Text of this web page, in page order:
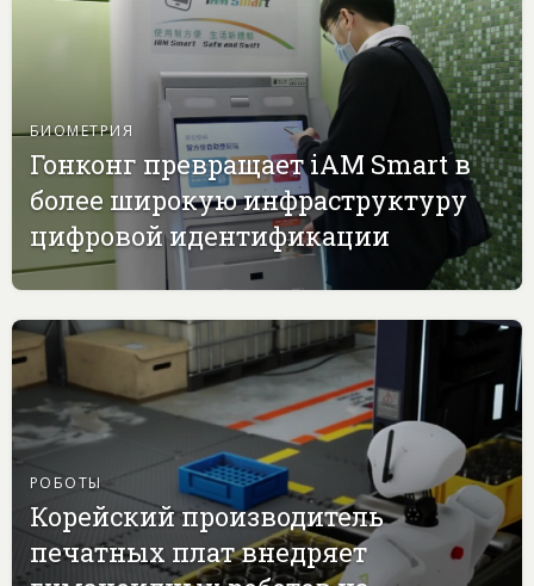
БИОМЕТРИЯ
Гонконг превращает iAM Smart в
более широкую инфраструктуру
цифровой идентификации
РОБОТЫ
Корейский производитель
печатных плат внедряет